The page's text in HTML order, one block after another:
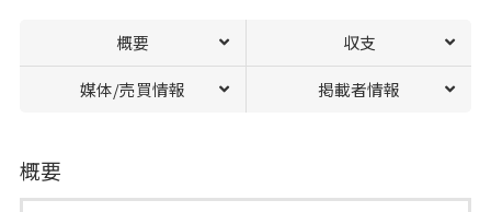
概要 収支
媒体/売買情報 掲載者情報
概要